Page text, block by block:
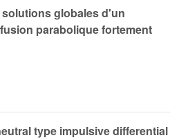
globales d'un
parabolique fortement
type impulsive differential